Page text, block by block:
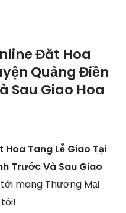
Đăt Hoa
Quảng Điền
Sau Giao Hoa
Tang Lễ Giao Tại
Trước Và Sau Giao
mang Thương Mại